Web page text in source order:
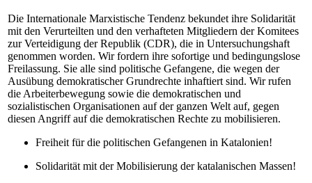
Die Internationale Marxistische Tendenz bekundet ihre Solidarität
mit den Verurteilten und den verhafteten Mitgliedern der Komitees
zur Verteidigung der Republik (CDR), die in Untersuchungshaft
genommen worden. Wir fordern ihre sofortige und bedingungslose
Freilassung. Sie alle sind politische Gefangene, die wegen der
Ausübung demokratischer Grundrechte inhaftiert sind. Wir rufen
die Arbeiterbewegung sowie die demokratischen und
sozialistischen Organisationen auf der ganzen Welt auf, gegen
diesen Angriff auf die demokratischen Rechte zu mobilisieren.
Freiheit für die politischen Gefangenen in Katalonien!
Solidarität mit der Mobilisierung der katalanischen Massen!